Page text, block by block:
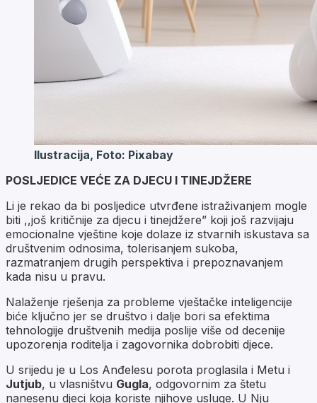
Ilustracija, Foto: Pixabay
POSLJEDICE VEĆE ZA DJECU I TINEJDŽERE
Li je rekao da bi posljedice utvrđene istraživanjem mogle
biti ,,još kritičnije za djecu i tinejdžere” koji još razvijaju
emocionalne vještine koje dolaze iz stvarnih iskustava sa
društvenim odnosima, tolerisanjem sukoba,
razmatranjem drugih perspektiva i prepoznavanjem
kada nisu u pravu.
Nalaženje rješenja za probleme vještačke inteligencije
biće ključno jer se društvo i dalje bori sa efektima
tehnologije društvenih medija poslije više od decenije
upozorenja roditelja i zagovornika dobrobiti djece.
U srijedu je u Los Anđelesu porota proglasila i Metu i
Jutjub, u vlasništvu Gugla, odgovornim za štetu
nanesenu djeci koja koriste njihove usluge. U Nju